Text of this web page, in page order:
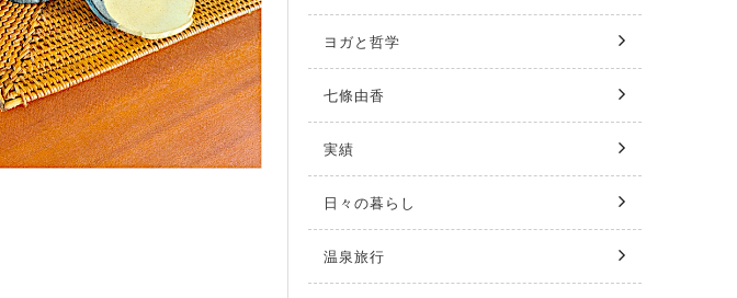
ヨガと哲学
七條由香
実績
日々の暮らし
温泉旅行